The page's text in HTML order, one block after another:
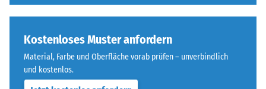
Kostenloses Muster anfordern
Material, Farbe und Oberfläche vorab prüfen – unverbindlich
und kostenlos.